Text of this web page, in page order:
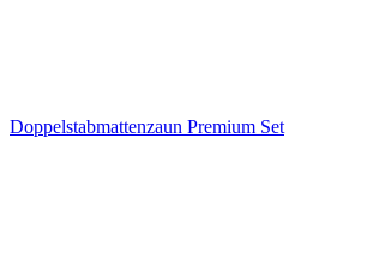
Doppelstabmattenzaun Premium Set